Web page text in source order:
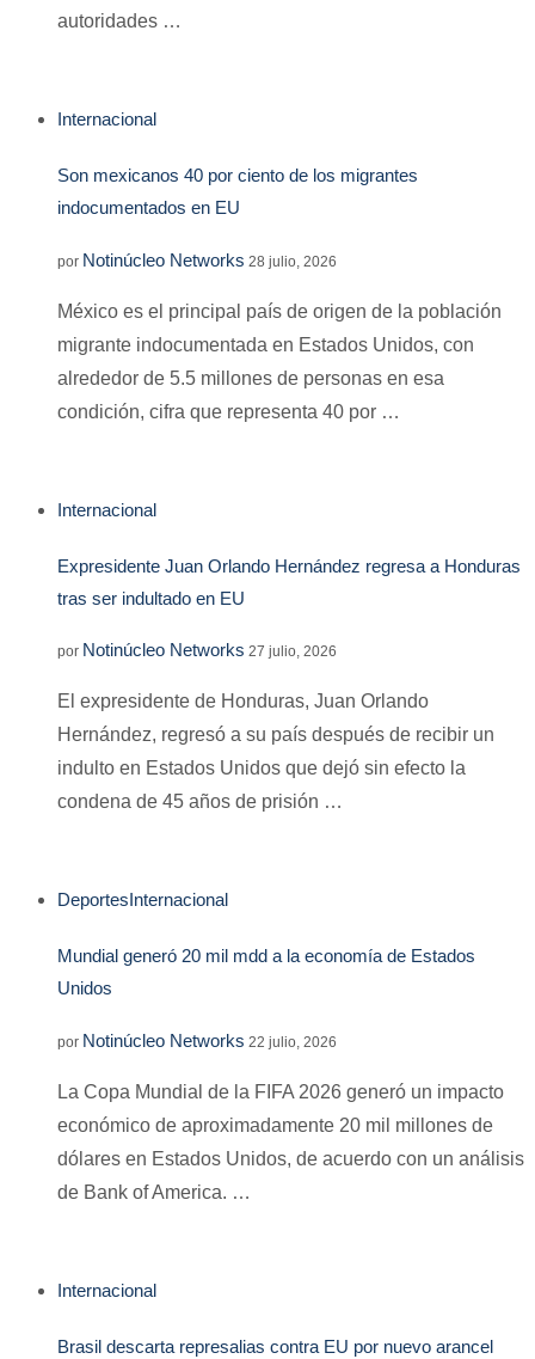
autoridades …
Internacional
Son mexicanos 40 por ciento de los migrantes
indocumentados en EU
por Notinúcleo Networks 28 julio, 2026
México es el principal país de origen de la población
migrante indocumentada en Estados Unidos, con
alrededor de 5.5 millones de personas en esa
condición, cifra que representa 40 por …
Internacional
Expresidente Juan Orlando Hernández regresa a Honduras
tras ser indultado en EU
por Notinúcleo Networks 27 julio, 2026
El expresidente de Honduras, Juan Orlando
Hernández, regresó a su país después de recibir un
indulto en Estados Unidos que dejó sin efecto la
condena de 45 años de prisión …
Deportes Internacional
Mundial generó 20 mil mdd a la economía de Estados
Unidos
por Notinúcleo Networks 22 julio, 2026
La Copa Mundial de la FIFA 2026 generó un impacto
económico de aproximadamente 20 mil millones de
dólares en Estados Unidos, de acuerdo con un análisis
de Bank of America. …
Internacional
Brasil descarta represalias contra EU por nuevo arancel